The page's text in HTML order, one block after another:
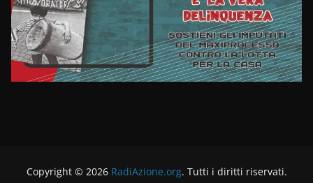
Copyright © 2026 RadiAzione.org. Tutti i diritti riservati.